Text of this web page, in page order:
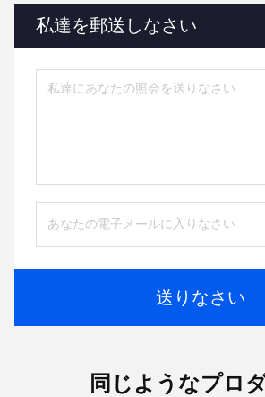
私達を郵送しなさい
送りなさい
同じようなプロ